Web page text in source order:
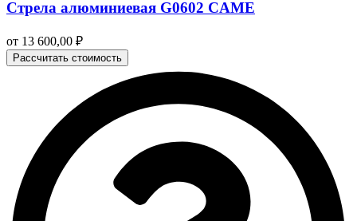
Стрела алюминиевая G0602 CAME
от 13 600,00 ₽
Рассчитать стоимость